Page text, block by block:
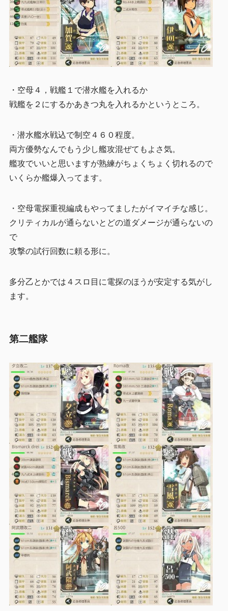
・空母４，戦艦１で潜水艦を入れるか
戦艦を２にするかあきつ丸を入れるかというところ。
・潜水艦水戦込で制空４６０程度。
両方優勢なんでもう少し艦攻混ぜてもよさ気。
艦攻でいいと思いますが熟練がちょくちょく切れるので
いくらか艦爆入ってます。
・空母電探重視編成もやってましたがイマイチな感じ。
クリティカルが通らないとどの道ダメージが通らないの
で
攻撃の試行回数に頼る形に。
多分乙とかでは４スロ目に電探のほうが安定する気がし
ます。
第二艦隊